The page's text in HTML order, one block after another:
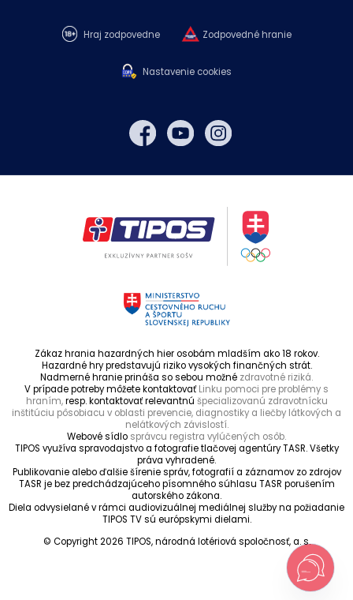
Hraj zodpovedne Zodpovedné hranie
Nastavenie cookies
Zákaz hrania hazardných hier osobám mladším ako 18 rokov.
Hazardné hry predstavujú riziko vysokých finančných strát.
Nadmerné hranie prináša so sebou možné zdravotné riziká.
V prípade potreby môžete kontaktovaťLinku pomoci pre problémy s
hraním,resp. kontaktovať relevantnú špecializovanú zdravotnícku
inštitúciu pôsobiacu v oblasti prevencie, diagnostiky a liečby látkových a
nelátkových závislostí.
Webové sídlo správcu registra vylúčených osôb.
TIPOS využíva spravodajstvo a fotografie tlačovej agentúry TASR. Všetky
práva vyhradené.
Publikovanie alebo ďalšie šírenie správ, fotografií a záznamov zo zdrojov
TASR je bez predchádzajúceho písomného súhlasu TASR porušením
autorského zákona.
Diela odvysielané v rámci audiovizuálnej mediálnej služby na požiadanie
TIPOS TV sú európskymi dielami.
© Copyright 2026 TIPOS, národná lotériová spoločnosť, a. s.